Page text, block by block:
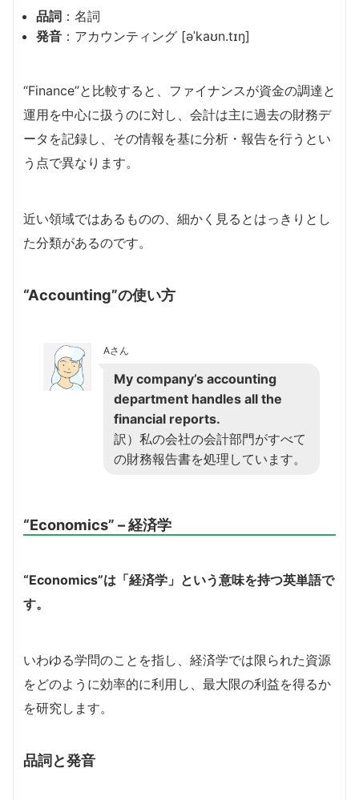
品詞 ：名詞
発音 ：アカウンティング [əˈkaʊn.tɪŋ]
“Finance”と比較すると、ファイナンスが資金の調達と
運用を中心に扱うのに対し、会計は主に過去の財務デ
ータを記録し、その情報を基に分析・報告を行うとい
う点で異なります。
近い領域ではあるものの、細かく見るとはっきりとし
た分類があるのです。
“Accounting”の使い方
Aさん
My company’s accounting
department handles all the
financial reports.
訳）私の会社の会計部門がすべて
の財務報告書を処理しています。
“Economics” – 経済学
“Economics”は「経済学」という意味を持つ英単語で
す。
いわゆる学問のことを指し、経済学では限られた資源
をどのように効率的に利用し、最大限の利益を得るか
を研究します。
品詞と発音